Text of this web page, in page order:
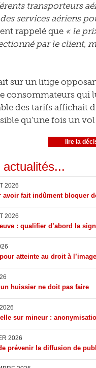
transporteurs
services aériens
rappelé que « le
par le client,
sur un litige
consommateurs
des tarifs affichait
qu’une fois un
lire la
actualités...
2026
avoir fait indûment bloquer
2026
: qualifier d’abord la
atteinte au droit à
huissier ne doit pas faire
sur mineur :
2026
prévenir la diffusion de